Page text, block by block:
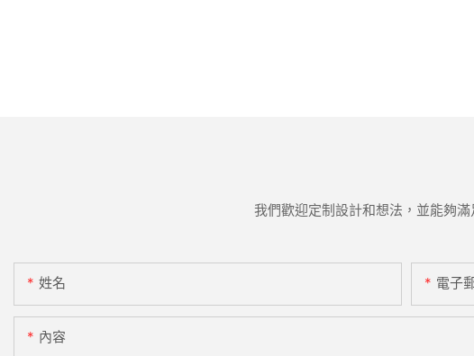
我們歡迎定制設計和想法，並能夠
姓名 電子
內容